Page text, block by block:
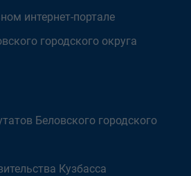
интернет-портале
городского округа
Беловского городского
Кузбасса